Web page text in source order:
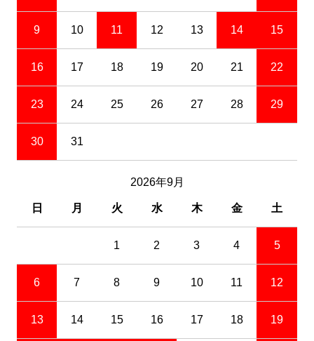
9 10 11 12 13 14 15
16 17 18 19 20 21 22
23 24 25 26 27 28 29
30 31
2026年9月
日 月 火 水 木 金 土
1 2 3 4 5
6 7 8 9 10 11 12
13 14 15 16 17 18 19